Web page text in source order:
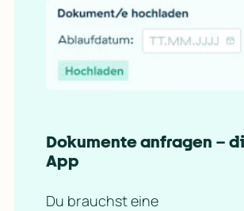
Dokumente anfragen –
App
Du brauchst eine